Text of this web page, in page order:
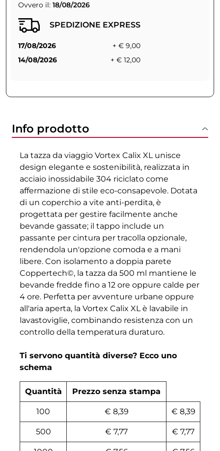
Ovvero il: 18/08/2026
SPEDIZIONE EXPRESS
17/08/2026
+ € 9,00
14/08/2026
+ € 12,00
Info prodotto
La tazza da viaggio Vortex Calix XL unisce
design elegante e sostenibilità, realizzata in
acciaio inossidabile 304 riciclato come
affermazione di stile eco-consapevole. Dotata
di un coperchio a vite anti-perdita, è
progettata per gestire facilmente anche
bevande gassate; il tappo include un
passante per cintura per tracolla opzionale,
rendendola un'opzione comoda e a mani
libere. Con isolamento a doppia parete
Coppertech©, la tazza da 500 ml mantiene le
bevande fredde fino a 12 ore oppure calde per
4 ore. Perfetta per avventure urbane oppure
all'aria aperta, la Vortex Calix XL è lavabile in
lavastoviglie, combinando resistenza con un
controllo della temperatura duraturo.
Ti servono quantità diverse? Ecco uno
schema
Quantità Prezzo senza stampa
100 € 8,39 € 8,39
500 € 7,77 € 7,77